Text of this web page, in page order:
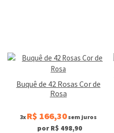
Buquê de 42 Rosas Cor de
Rosa
3x R$ 166,30 sem juros
por R$ 498,90